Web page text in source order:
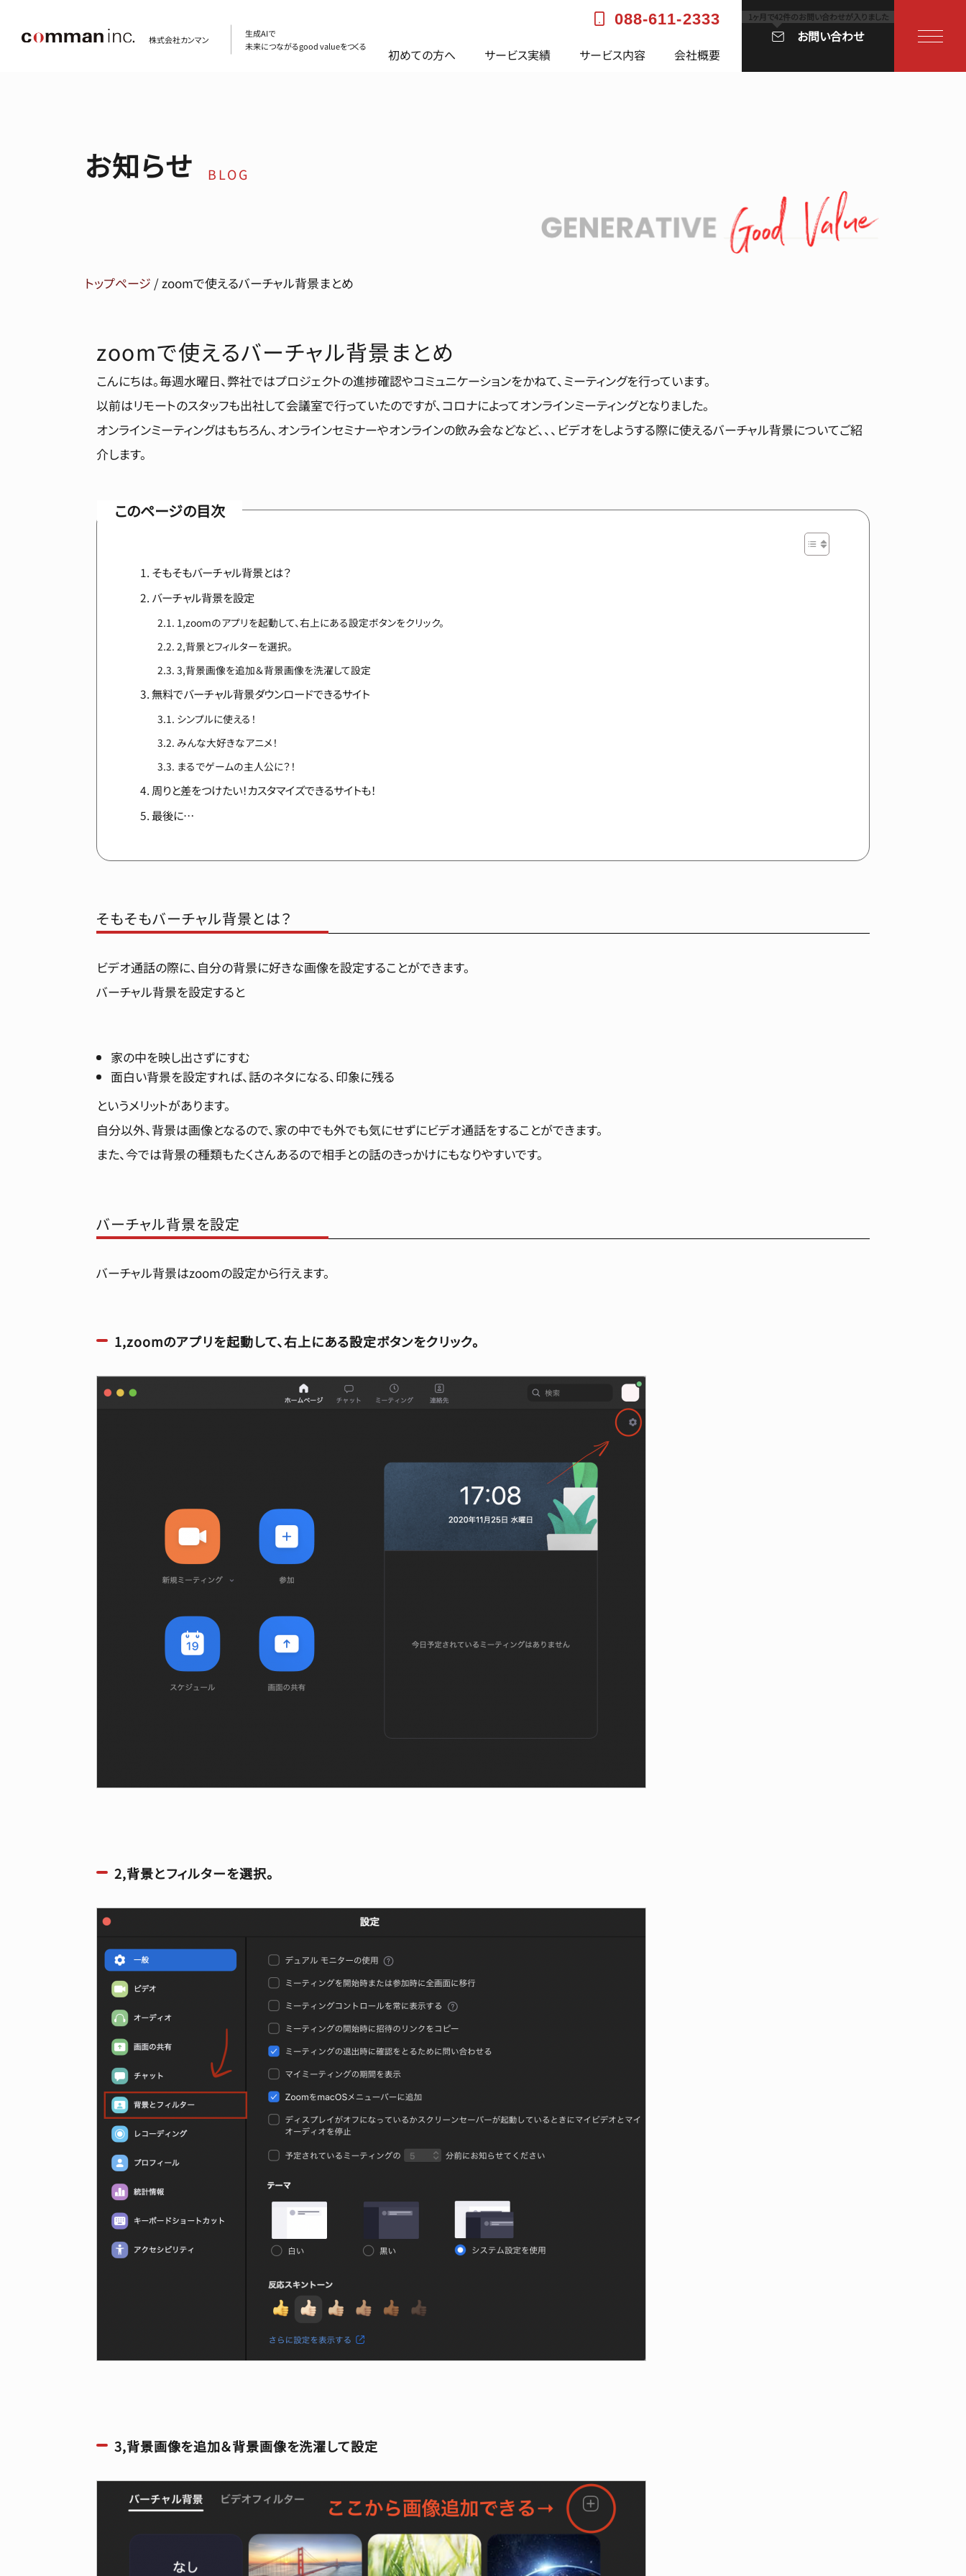
株式会社カンマン
生成AIで
未来につながるgood valueをつくる
088-611-2333
初めての方へ サービス実績 サービス内容 会社概要
お問い合わせ
お知らせ BLOG
トップページ /zoomで使えるバーチャル背景まとめ
zoomで使えるバーチャル背景まとめ
こんにちは。毎週水曜日、弊社ではプロジェクトの進捗確認やコミュニケーションをかねて、ミーティングを行っています。
以前はリモートのスタッフも出社して会議室で行っていたのですが、コロナによってオンラインミーティングとなりました。
オンラインミーティングはもちろん、オンラインセミナーやオンラインの飲み会などなど、、、ビデオをしようする際に使えるバーチャル背景についてご紹
介します。
このページの目次
そもそもバーチャル背景とは？
バーチャル背景を設定
1,zoomのアプリを起動して、右上にある設定ボタンをクリック。
2,背景とフィルターを選択。
3,背景画像を追加＆背景画像を洗濯して設定
無料でバーチャル背景ダウンロードできるサイト
シンプルに使える！
みんな大好きなアニメ！
まるでゲームの主人公に？！
周りと差をつけたい！カスタマイズできるサイトも！
最後に…
そもそもバーチャル背景とは？
ビデオ通話の際に、自分の背景に好きな画像を設定することができます。
バーチャル背景を設定すると
家の中を映し出さずにすむ
面白い背景を設定すれば、話のネタになる、印象に残る
というメリットがあります。
自分以外、背景は画像となるので、家の中でも外でも気にせずにビデオ通話をすることができます。
また、今では背景の種類もたくさんあるので相手との話のきっかけにもなりやすいです。
バーチャル背景を設定
バーチャル背景はzoomの設定から行えます。
1,zoomのアプリを起動して、右上にある設定ボタンをクリック。
2,背景とフィルターを選択。
3,背景画像を追加＆背景画像を洗濯して設定